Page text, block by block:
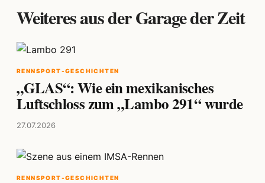
Weiteres aus der Garage der Zeit
RENNSPORT-GESCHICHTEN
„GLAS“: Wie ein mexikanisches
Luftschloss zum „Lambo 291“ wurde
27.07.2026
RENNSPORT-GESCHICHTEN